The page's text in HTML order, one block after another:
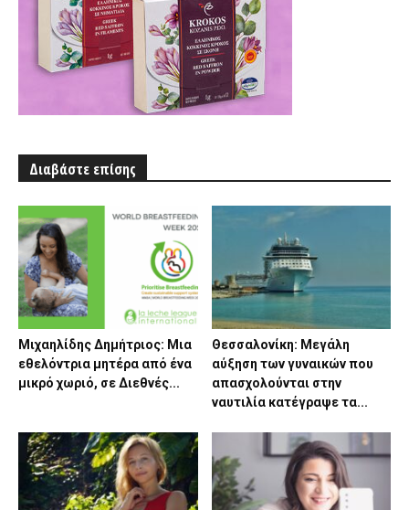
Διαβάστε επίσης
Μιχαηλίδης Δημήτριος: Μια
εθελόντρια μητέρα από ένα
μικρό χωριό, σε Διεθνές...
Θεσσαλονίκη: Μεγάλη
αύξηση των γυναικών που
απασχολούνται στην
ναυτιλία κατέγραψε τα...